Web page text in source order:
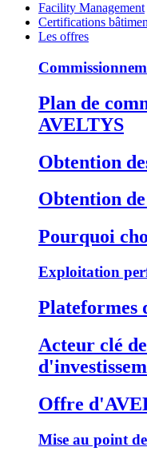
Facility Management
Certifications
Les offres
Plan de
AVELTYS
Obtention
Obtention
Pourquoi
Exploitation
Plateformes
Acteur clé
Offre
Mise au point